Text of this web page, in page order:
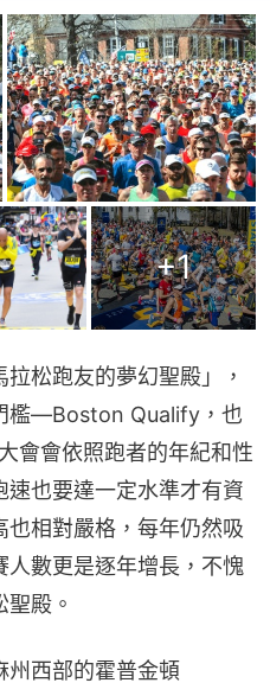
+1
松跑友的夢幻聖殿」，
檻—Boston Qualify，也
會會依照跑者的年紀和性
也要達一定水準才有資
相對嚴格，每年仍然吸
數更是逐年增長，不愧
殿。
州西部的霍普金頓